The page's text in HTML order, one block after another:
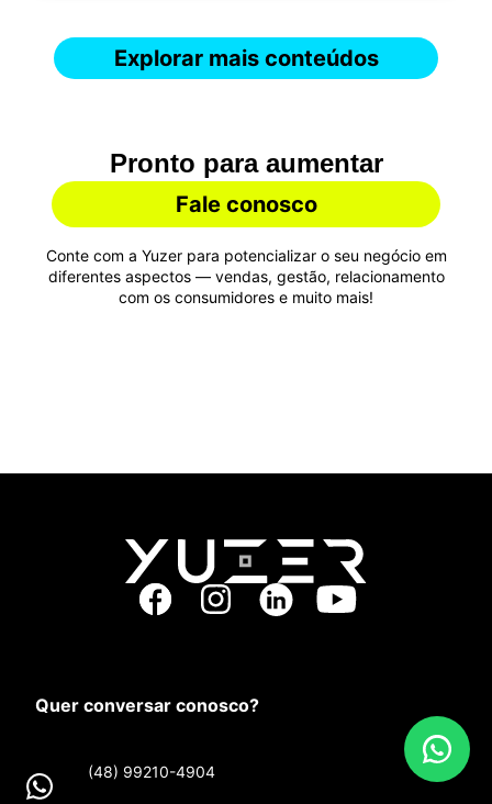
Explorar mais conteúdos
Pronto para aumentar
suas vendas?
Fale conosco
Conte com a Yuzer para potencializar o seu negócio em
diferentes aspectos — vendas, gestão, relacionamento
com os consumidores e muito mais!
Quer conversar conosco?
(48) 99210-4904